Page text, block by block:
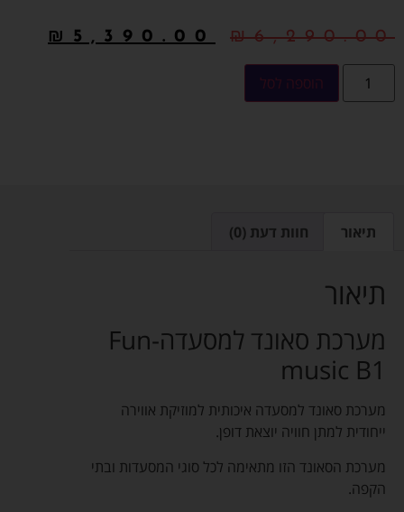
₪6,290.00
₪ 5,390.00
הוספה לסל
תיאור חוות דעת (0)
תיאור
מערכת סאונד למסעדה-Fun
music B1
מערכת סאונד למסעדה איכותית למוזיקת אווירה
ייחודית למתן חוויה יוצאת דופן.
מערכת הסאונד הזו מתאימה לכל סוגי המסעדות ובתי
הקפה.